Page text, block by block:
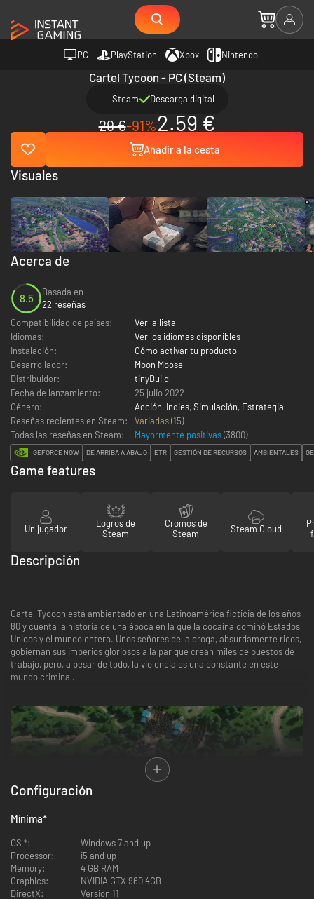
PC PlayStation Xbox Nintendo
Cartel Tycoon - PC (Steam)
Steam Descarga digital
29 €-91%2.59 €
Añadir a la cesta
Acerca de
8.5
Basada en
22 reseñas
Compatibilidad de países:
Ver la lista
Idiomas:
Ver los idiomas disponibles
Instalación:
Cómo activar tu producto
Desarrollador:
Moon Moose
Distribuidor:
tinyBuild
Fecha de lanzamiento:
25 julio 2022
Género:
Acción, Indies, Simulación, Estrategia
Reseñas recientes en Steam:
Variadas(15)
Todas las reseñas en Steam:
Mayormente positivas(3800)
GEFORCE NOW DE ARRIBA A ABAJO ETR GESTIÓN DE RECURSOS AMBIENTALES
Visuales
Game features
Un jugador
Logros de
Steam
Cromos de
Steam
Steam Cloud
Descripción
Cartel Tycoon está ambientado en una Latinoamérica ficticia de los años
80 y cuenta la historia de una época en la que la cocaína dominó Estados
Unidos y el mundo entero. Unos señores de la droga, absurdamente ricos,
gobiernan sus imperios gloriosos a la par que crean miles de puestos de
trabajo, pero, a pesar de todo, la violencia es una constante en este
mundo criminal.
Configuración
Mínima*
OS *:
Windows 7 and up
Processor:
i5 and up
Memory:
4 GB RAM
Graphics:
NVIDIA GTX 960 4GB
DirectX:
Version 11